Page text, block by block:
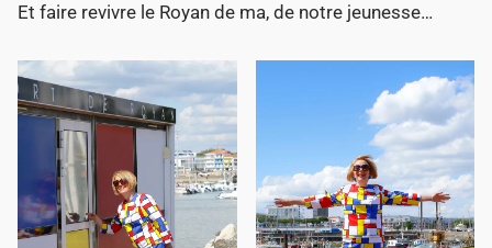
Et faire revivre le Royan de ma, de notre jeunesse…